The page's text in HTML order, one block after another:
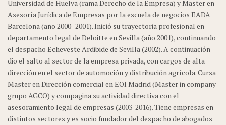
Universidad de Huelva (rama Derecho de la Empresa) y Master en
Asesoría Jurídica de Empresas por la escuela de negocios EADA
Barcelona (año 2000- 2001). Inició su trayectoria profesional en
departamento legal de Deloitte en Sevilla (año 2001), continuando
el despacho Echeveste Ardibide de Sevilla (2002). A continuación
dio el salto al sector de la empresa privada, con cargos de alta
dirección en el sector de automoción y distribución agrícola. Cursa
Master en Dirección comercial en EOI Madrid (Master in company
grupo AGCO) y compagina su actividad directiva con el
asesoramiento legal de empresas (2003-2016). Tiene empresas en
distintos sectores y es socio fundador del despacho de abogados